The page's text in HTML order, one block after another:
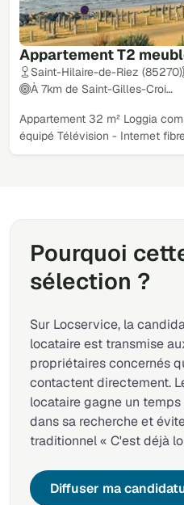
Appartement T2
Saint-Hilaire-de-Riez (85270)
À 7km de Saint-Gilles-Croi…
Appartement 32 m² Loggia
équipé Télévision - Internet
Pourquoi
sélection ?
Sur Locservice, la
locataire est transmise
propriétaires concernés
contactent directement.
locataire gagne un
dans sa recherche et
traditionnel « C'est déjà
Diffuser ma